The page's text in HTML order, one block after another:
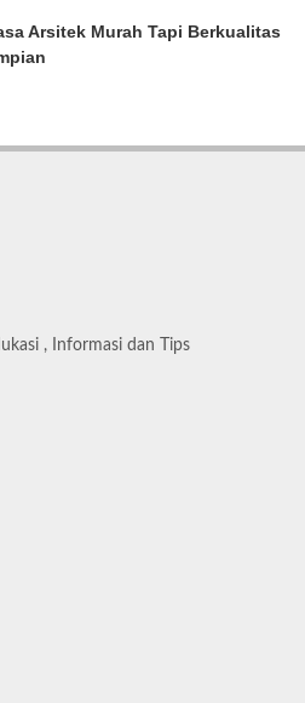
Arsitek Murah Tapi Berkualitas
, Informasi dan Tips